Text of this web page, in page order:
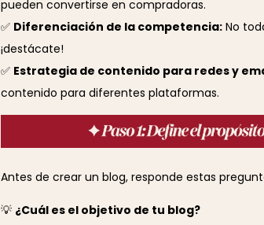
pueden convertirse en compradoras.
✅ Diferenciación de la competencia: No
¡destácate!
✅ Estrategia de contenido para redes y
contenido para diferentes plataformas.
Antes de crear un blog, responde estas
💡 ¿Cuál es el objetivo de tu blog?